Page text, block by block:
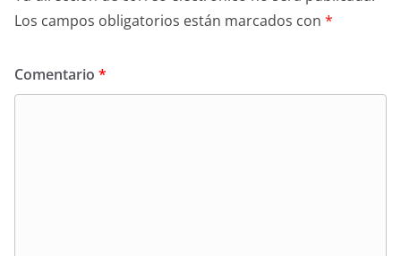
Los campos obligatorios están marcados con *
Comentario *